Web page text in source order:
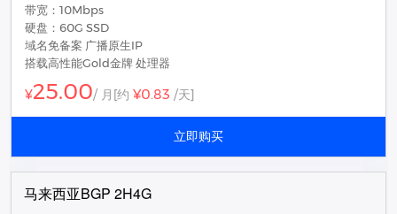
带宽：10Mbps
硬盘：60G SSD
域名免备案 广播原生IP
搭载高性能Gold金牌 处理器
¥25.00/ 月 [约 ¥0.83 /天]
立即购买
马来西亚BGP 2H4G